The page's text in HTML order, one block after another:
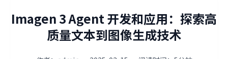
Imagen 3 Agent 开发和应用：探索高
质量文本到图像生成技术